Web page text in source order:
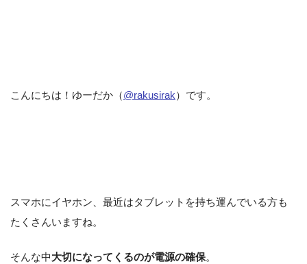
こんにちは！ゆーだか（@rakusirak）です。
スマホにイヤホン、最近はタブレットを持ち運んでいる方も
たくさんいますね。
そんな中大切になってくるのが電源の確保。